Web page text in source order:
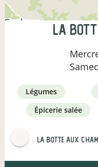
LA
légumes
épicerie salée
LA BOTTE AUX